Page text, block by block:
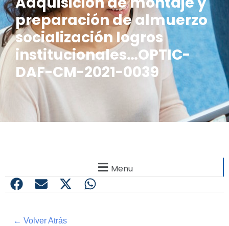
preparación de almuerzo
socialización logros
institucionales…OPTIC-
DAF-CM-2021-0039
Menu
← Volver Atrás